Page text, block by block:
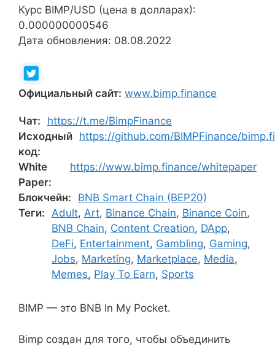
Курс BIMP/USD (цена в долларах):
0.000000000546
Дата обновления: 08.08.2022
Официальный сайт: www.bimp.finance
Чат:
https://t.me/BimpFinance
Исходный
код:
https://github.com/BIMPFinance/
White
Paper:
https://www.bimp.finance/whitepaper
Блокчейн:
BNB Smart Chain (BEP20)
Теги: Adult, Art, Binance Chain, Binance Coin,
BNB Chain, Content Creation, DApp,
DeFi, Entertainment, Gambling, Gaming,
Jobs, Marketing, Marketplace, Media,
Memes, Play To Earn, Sports
BIMP — это BNB In My Pocket.
Bimp создан для того, чтобы объединить